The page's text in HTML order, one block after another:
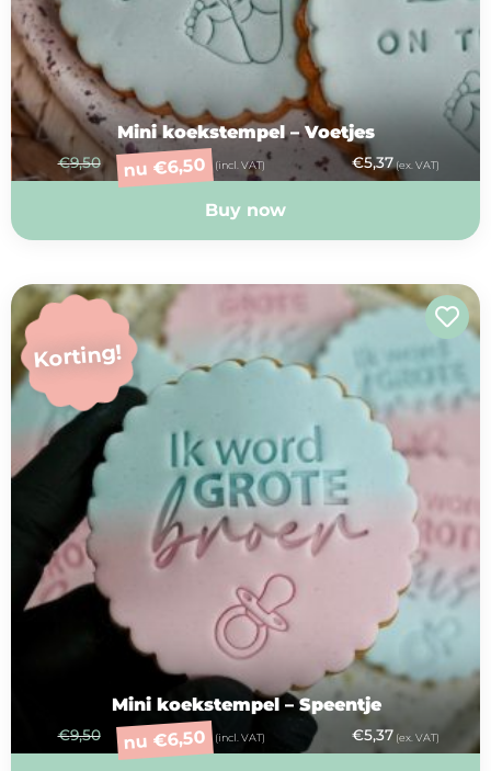
Mini koekstempel – Voetjes
€9,50 nu €6,50 (incl. VAT) €5,37(ex. VAT)
Buy now
Korting!
Mini koekstempel – Speentje
€9,50 nu €6,50 (incl. VAT) €5,37 (ex. VAT)